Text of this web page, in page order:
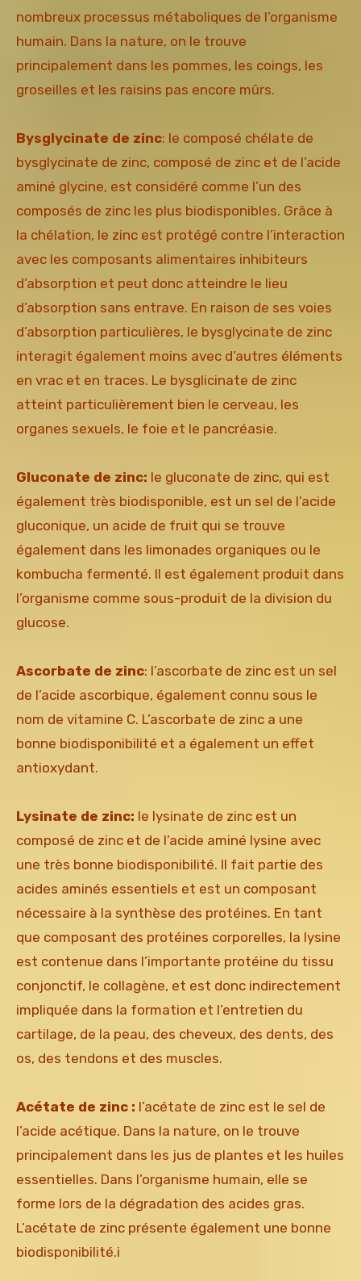
nombreux processus métaboliques de l’organisme
humain. Dans la nature, on le trouve
principalement dans les pommes, les coings, les
groseilles et les raisins pas encore mûrs.
Bysglycinate de zinc: le composé chélate de
bysglycinate de zinc, composé de zinc et de l’acide
aminé glycine, est considéré comme l’un des
composés de zinc les plus biodisponibles. Grâce à
la chélation, le zinc est protégé contre l’interaction
avec les composants alimentaires inhibiteurs
d’absorption et peut donc atteindre le lieu
d’absorption sans entrave. En raison de ses voies
d’absorption particulières, le bysglycinate de zinc
interagit également moins avec d’autres éléments
en vrac et en traces. Le bysglicinate de zinc
atteint particulièrement bien le cerveau, les
organes sexuels, le foie et le pancréasie.
Gluconate de zinc: le gluconate de zinc, qui est
également très biodisponible, est un sel de l’acide
gluconique, un acide de fruit qui se trouve
également dans les limonades organiques ou le
kombucha fermenté. Il est également produit dans
l’organisme comme sous-produit de la division du
glucose.
Ascorbate de zinc: l’ascorbate de zinc est un sel
de l’acide ascorbique, également connu sous le
nom de vitamine C. L’ascorbate de zinc a une
bonne biodisponibilité et a également un effet
antioxydant.
Lysinate de zinc: le lysinate de zinc est un
composé de zinc et de l’acide aminé lysine avec
une très bonne biodisponibilité. Il fait partie des
acides aminés essentiels et est un composant
nécessaire à la synthèse des protéines. En tant
que composant des protéines corporelles, la lysine
est contenue dans l’importante protéine du tissu
conjonctif, le collagène, et est donc indirectement
impliquée dans la formation et l’entretien du
cartilage, de la peau, des cheveux, des dents, des
os, des tendons et des muscles.
Acétate de zinc : l’acétate de zinc est le sel de
l’acide acétique. Dans la nature, on le trouve
principalement dans les jus de plantes et les huiles
essentielles. Dans l’organisme humain, elle se
forme lors de la dégradation des acides gras.
L’acétate de zinc présente également une bonne
biodisponibilité.i